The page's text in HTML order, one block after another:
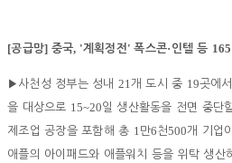
[공급망] 중국, '계획정전'폭스콘· 인텔 등
▶ 사천성 정부는 성내 21개 도시 중 19곳에
을 대상으로 15~20일 생산활동을 전면 중단
제조업 공장을 포함해 총 1만6천500개 기업
애플의 아이패드와 애플워치 등을 위탁 생산